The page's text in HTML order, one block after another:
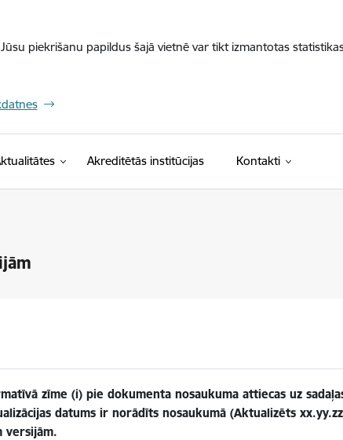
piekrišanu papildus šajā vietnē var tikt izmantotas
Akreditētās institūcijas Kontakti
zīme (i) pie dokumenta nosaukuma attiecas uz
datums ir norādīts nosaukumā (Aktualizēts
versijām.